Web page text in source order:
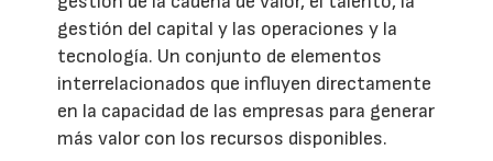
gestión del capital y las operaciones y la
tecnología. Un conjunto de elementos
interrelacionados que influyen directamente
en la capacidad de las empresas para generar
más valor con los recursos disponibles.